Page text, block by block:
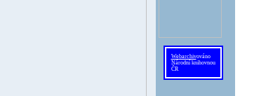
Webarchivováno
Národní knihovnou
ČR